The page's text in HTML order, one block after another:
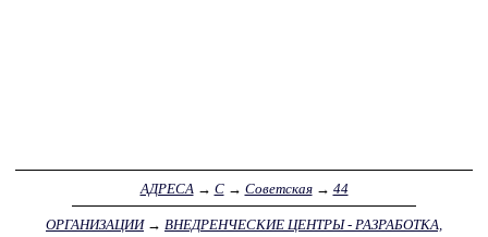
АДРЕСА → С→ Советская→ 44
ОРГАНИЗАЦИИ→ ВНЕДРЕНЧЕСКИЕ ЦЕНТРЫ - РАЗРАБОТКА,